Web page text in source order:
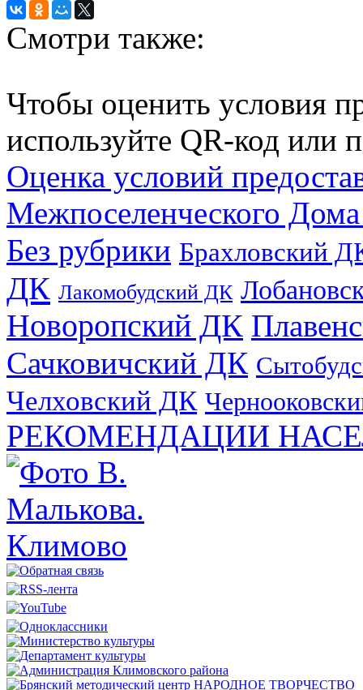
Смотри также:
Чтобы оценить условия
используйте QR-код или
Оценка условий
Межпоселенческого
Без рубрики Брахловский
ДК Лакомобудский ДК
Новоропский ДК
Сачковичский ДК
Челховский ДК
РЕКОМЕНДАЦИИ